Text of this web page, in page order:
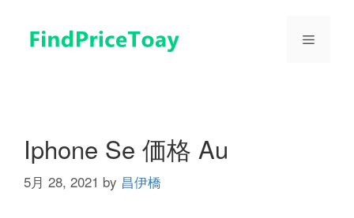
メ
Iphone Se 価格 Au
5月 28, 2021 by 昌伊橋